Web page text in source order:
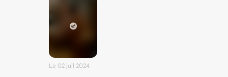
Le 02 juil 2024